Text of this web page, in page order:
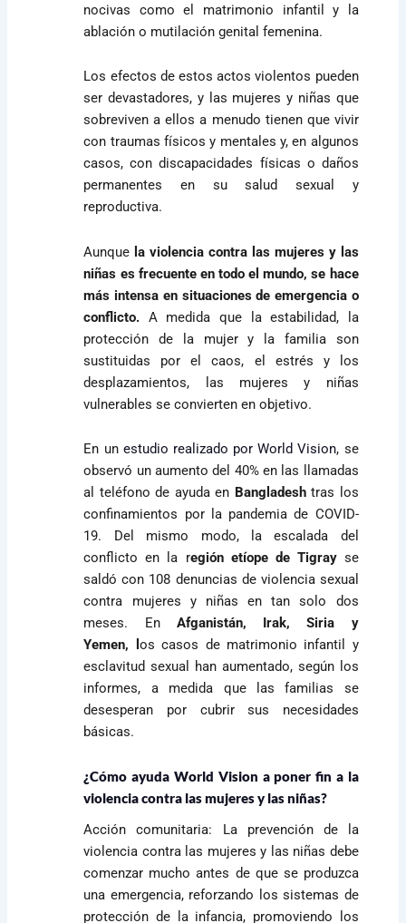
nocivas como el matrimonio infantil y la
ablación o mutilación genital femenina.
Los efectos de estos actos violentos pueden
ser devastadores, y las mujeres y niñas que
sobreviven a ellos a menudo tienen que vivir
con traumas físicos y mentales y, en algunos
casos, con discapacidades físicas o daños
permanentes en su salud sexual y
reproductiva.
Aunque la violencia contra las mujeres y las
niñas es frecuente en todo el mundo, se hace
más intensa en situaciones de emergencia o
conflicto. A medida que la estabilidad, la
protección de la mujer y la familia son
sustituidas por el caos, el estrés y los
desplazamientos, las mujeres y niñas
vulnerables se convierten en objetivo.
En un estudio realizado por World Vision, se
observó un aumento del 40% en las llamadas
al teléfono de ayuda en Bangladesh tras los
confinamientos por la pandemia de COVID-
19. Del mismo modo, la escalada del
conflicto en la región etíope de Tigray se
saldó con 108 denuncias de violencia sexual
contra mujeres y niñas en tan solo dos
meses. En
Afganistán, Irak, Siria y
Yemen, l os casos de matrimonio infantil y
esclavitud sexual han aumentado, según los
informes, a medida que las familias se
desesperan por cubrir sus necesidades
básicas.
¿Cómo ayuda World Vision a poner fin a la
violencia contra las mujeres y las niñas?
Acción comunitaria:
La prevención de la
violencia contra las mujeres y las niñas debe
comenzar mucho antes de que se produzca
una emergencia, reforzando los sistemas de
protección de la infancia, promoviendo los